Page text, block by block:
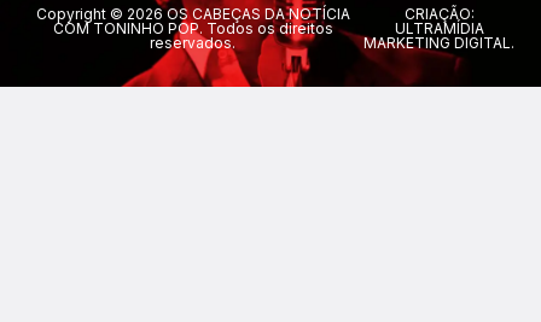
Copyright © 2026 OS CABEÇAS DA NOTÍCIA
COM TONINHO POP. Todos os direitos
reservados.
CRIAÇÃO:
ULTRAMÍDIA
MARKETING DIGITAL.